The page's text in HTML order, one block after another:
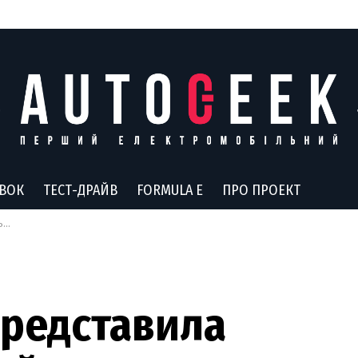
ТЕСТ-ДРАЙВ FORMULA E ПРО ПРОЕКТ